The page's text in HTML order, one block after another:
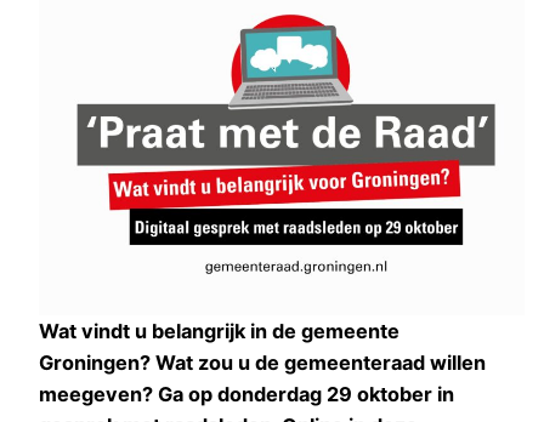
Wat vindt u belangrijk in de gemeente
Groningen? Wat zou u de gemeenteraad willen
meegeven? Ga op donderdag 29 oktober in